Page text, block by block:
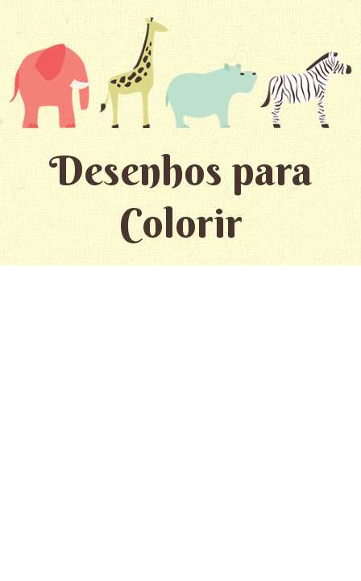
Desenhos para
Colorir